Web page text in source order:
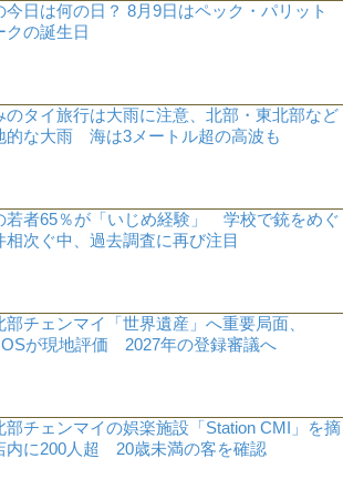
今日は何の日？ 8月9日はペック・パリット
クの誕生日
のタイ旅行は大雨に注意、北部・東北部など
的な大雨 海は3メートル超の高波も
若者65％が「いじめ経験」 学校で銃をめぐ
相次ぐ中、過去調査に再び注目
部チェンマイ「世界遺産」へ重要局面、
が現地評価 2027年の登録審議へ
部チェンマイの娯楽施設「Station CMI」を摘
内に200人超 20歳未満の客を確認